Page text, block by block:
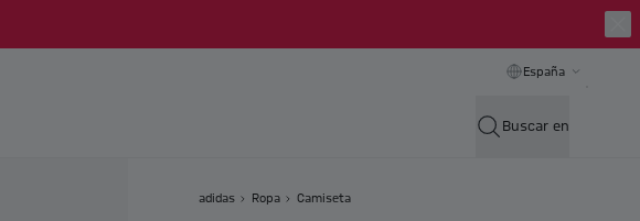
España
Buscar en
adidas Ropa Camiseta